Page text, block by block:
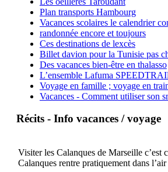
Plan transports Hambourg
Vacances scolaires le calendrier
randonnée encore et toujours
Ces destinations de lexcès
Billet davion pour la Tunisie pas
Des vacances bien-être en thalasso
L’ensemble Lafuma
Voyage en famille ; voyage en
Vacances - Comment utiliser son
Récits - Info vacances / voyage
Visiter les Calanques de Marseille c’est
Calanques rentre pratiquement dans